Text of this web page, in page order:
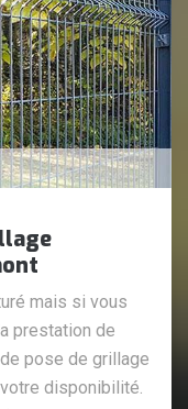
mais si vous
prestation de
pose de grillage
disponibilité.